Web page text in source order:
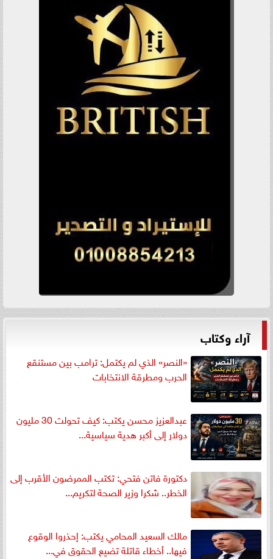
آراء وكتاب
«النصر» الذي لم يكتمل: ترامب بين مستنقع
الحرب ومطرقة الانتخابات
عبدالعزيز محسن يكتب: كيف تحولت 30 مليون
دولار إلى أكبر هدية سياسية...
دكتورة فاتن فتحي: تكتب الممرضون الأقرب إلى
الخطر.. شكرا وزير الصحة لتكريم...
مالك السعيد المحامي يكتب: إحذروا الوقوع
فيها.. أخطاء قاتلة تضيع الحقوق في...